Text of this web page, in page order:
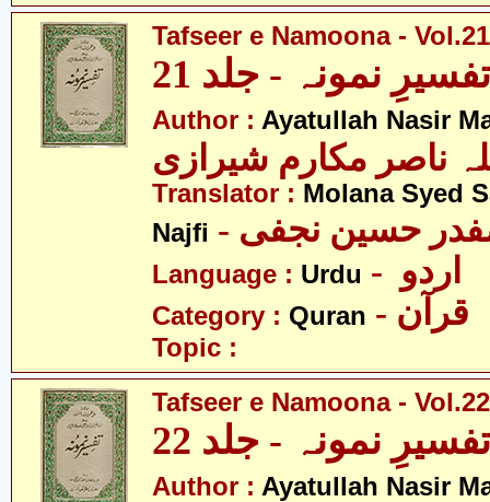
Tafseer e Namoona - Vol.21
تفسیرِ نمونہ - جلد 21
Author : Ayatullah Nasir
ناصر مکارم شیرازی
Translator : Molana Syed
Najfi
صفدر حسین نجفی
Language : Urdu
Category : Quran - قرآن
Topic :
Tafseer e Namoona - Vol.22
تفسیرِ نمونہ - جلد 22
Author : Ayatullah Nasir